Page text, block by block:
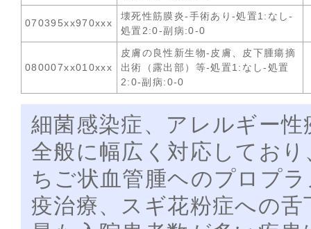
070395xx970xxx
壊死性筋膜炎-手術あり-処置1:なし-
処置2:0-副病:0-0
080007xx010xxx
皮膚の良性新生物-皮膚、皮下腫瘍摘
出術（露出部）等-処置1:なし-処置
2:0-副病:0-0
細菌感染症、アレルギー
全般に幅広く対応してお
ちご状血管腫ヘのプロプ
疫治療、スギ花粉症への